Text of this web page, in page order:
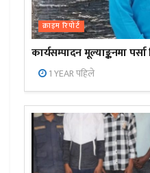
क्राइम रिपोर्ट
कार्यसम्पादन मूल्याङ्कनमा पर्सा
1 YEAR पहिले